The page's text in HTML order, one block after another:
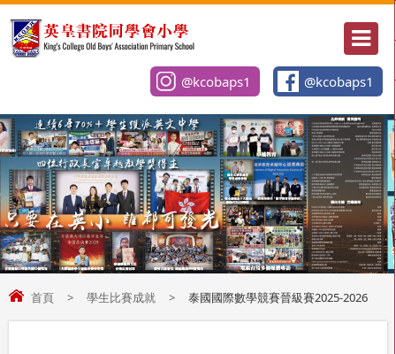
@kcobaps1
@kcobaps1
首頁 > 學生比賽成就 > 泰國國際數學競賽晉級賽2025-2026